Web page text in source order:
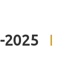
2025